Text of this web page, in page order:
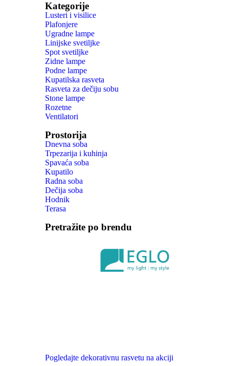
Kategorije
Lusteri i visilice
Plafonjere
Ugradne lampe
Linijske svetiljke
Spot svetiljke
Zidne lampe
Podne lampe
Kupatilska rasveta
Rasveta za dečiju sobu
Stone lampe
Rozetne
Ventilatori
Prostorija
Dnevna soba
Trpezarija i kuhinja
Spavaća soba
Kupatilo
Radna soba
Dečija soba
Hodnik
Terasa
Pretražite po brendu
Pogledajte dekorativnu rasvetu na akciji